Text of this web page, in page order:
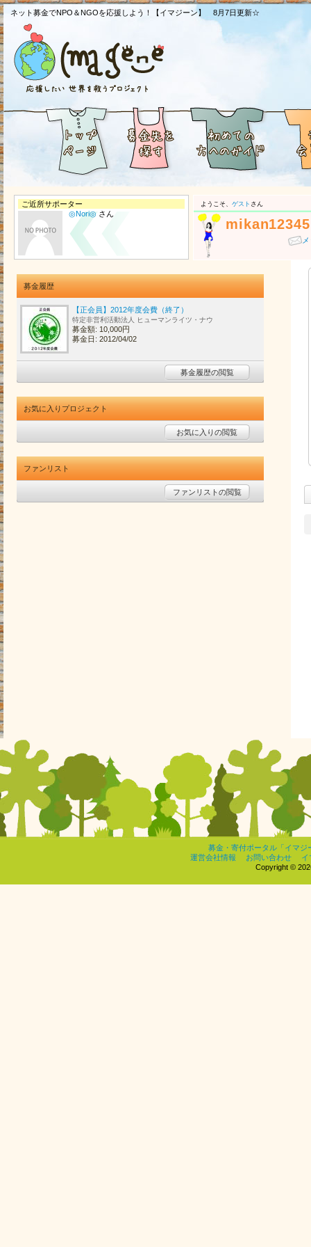
ネット募金でNPO＆NGOを応援しよう！【イマジーン】 8月7日更新☆
ご近所サポーター
◎Nori◎さん
ようこそ、 ゲスト さん
mikan12345
募金履歴
【正会員】2012年度会費（終了）
特定非営利活動法人 ヒューマンライツ・ナウ
募金額: 10,000円
募金日: 2012/04/02
募金履歴の閲覧
お気に入りプロジェクト
お気に入りの閲覧
ファンリスト
ファンリストの閲覧
募金・寄付ポータル「イマジ
運営会社情報
お問い合わせ
イ
Copyright ©